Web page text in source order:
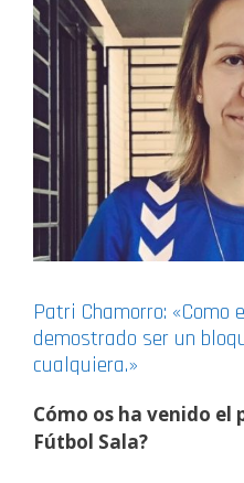
Patri Chamorro: «Como
demostrado ser un
cualquiera.»
Cómo os ha venido el
Fútbol Sala?